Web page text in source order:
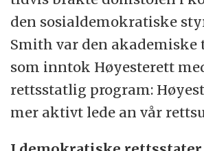
den sosialdemokratiske
Smith var den akademiske
som inntok Høyesterett
rettsstatlig program:
mer aktivt lede an vår